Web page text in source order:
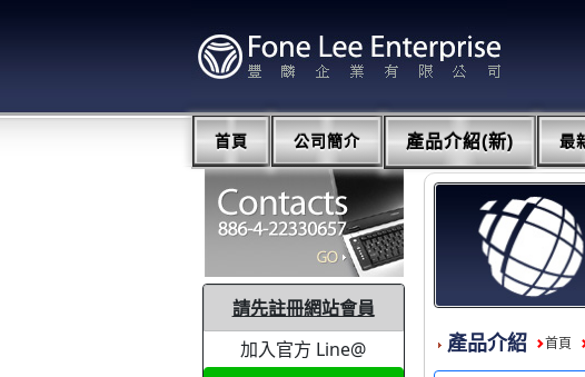
首頁 公司簡介 產品介紹(新) 最
請先註冊網站會員
加入官方 Line@
產品介紹 首頁